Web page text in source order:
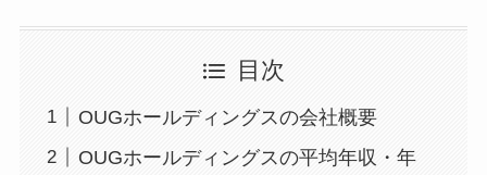
目次
OUGホールディングスの会社概要
OUGホールディングスの平均年収・年